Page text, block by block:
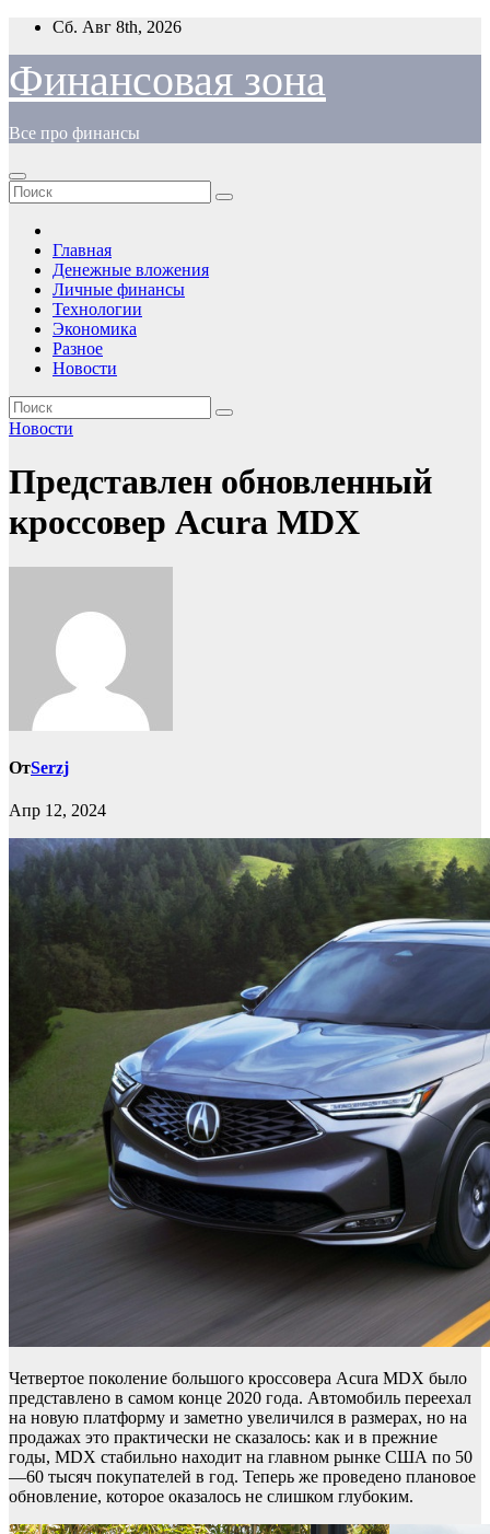
Перейти
содержимому
Сб. Авг 8th, 2026
Финансовая зона
Все про финансы
Главная
Денежные вложения
Личные финансы
Технологии
Экономика
Разное
Новости
Новости
Представлен обновленный
кроссовер Acura MDX
ОтSerzj
Апр 12, 2024
Четвертое поколение большого кроссовера Acura MDX было
представлено в самом конце 2020 года. Автомобиль переехал
на новую платформу и заметно увеличился в размерах, но на
продажах это практически не сказалось: как и в прежние
годы, MDX стабильно находит на главном рынке США по 50
—60 тысяч покупателей в год. Теперь же проведено плановое
обновление, которое оказалось не слишком глубоким.